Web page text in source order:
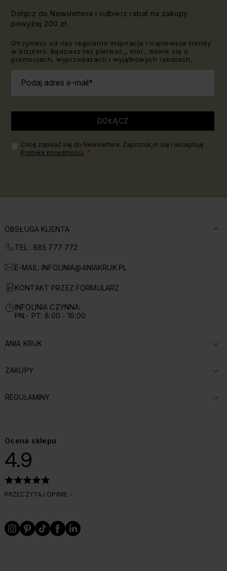
Dołącz do Newslettera i odbierz rabat na zakupy
powyżej 200 zł.
Otrzymasz od nas regularne inspiracje i najnowsze trendy
w biżuterii. Będziesz też pierwsz_, któr_ dowie się o
promocjach, wyprzedażach i wyjątkowych rabatach.
Podaj adres e-mail
DOŁĄCZ
Chcę zapisać się do Newslettera. Zapoznał_m się i akceptuję
Politykę prywatności.
OBSŁUGA KLIENTA
TEL.: 885 777 772
E-MAIL: INFOLINIA@ANIAKRUK.PL
KONTAKT PRZEZ FORMULARZ
INFOLINIA CZYNNA:
PN.- PT. 8:00 - 16:00
ROZWIŃ SEKCJĘ:
ANIA KRUK
ROZWIŃ SEKCJĘ:
ZAKUPY
ROZWIŃ SEKCJĘ:
REGULAMINY
Ocena sklepu
4.9
PRZECZYTAJ OPINIE